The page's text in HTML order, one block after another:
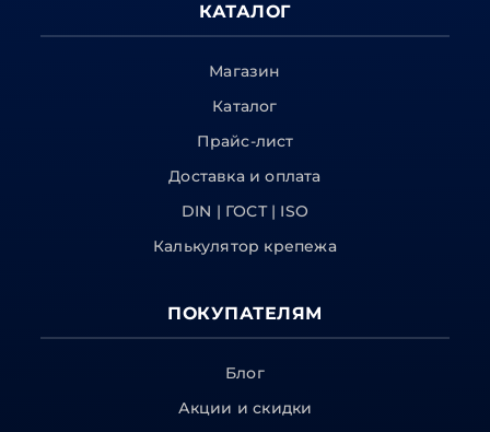
КАТАЛОГ
Магазин
Каталог
Прайс-лист
Доставка и оплата
DIN | ГОСТ | ISO
Калькулятор крепежа
ПОКУПАТЕЛЯМ
Блог
Акции и скидки